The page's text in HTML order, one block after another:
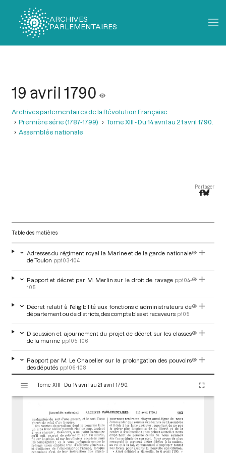
ARCHIVES
PARLEMENTAIRES
19 avril 1790
Archives parlementaires de la Révolution Française
Première série (1787-1799)
Tome XIII - Du 14 avril au 21 avril 1790.
Assemblée nationale
Partager
Table des matières
Adresses du régiment royal la Marine et de la garde nationale
de Toulon pp.103-104
Rapport et décret par M. Merlin sur le droit de ravage pp.104-
105
Décret relatif à l'éligibilité aux fonctions d'administrateurs de
département ou de districts, des comptables et receveurs p.105
Discussion et ajournement du projet de décret sur les classes
de la marine pp.105-106
Rapport par M. Le Chapelier sur la prolongation des pouvoirs
des députés pp.106-108
Discussion sur le projet de décret sur la prolongation des
Adoption du décret sur la prolongation des pouvoirs des
députés pp.115-116
Opinion de M. le marquis de Laqueuille sur la prolongation des
pouvoirs des députés pp.116-117
s
Tome XIII - Du 14 avril au 21 avril 1790.